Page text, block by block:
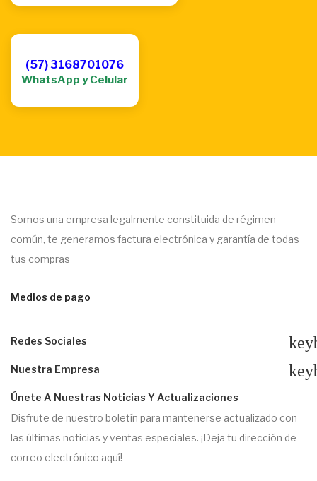
(57) 3168701076
WhatsApp y Celular
Somos una empresa legalmente constituida de régimen
común, te generamos factura electrónica y garantía de todas
tus compras
Medios de pago
Redes Sociales
Nuestra Empresa
Únete A Nuestras Noticias Y Actualizaciones
Disfrute de nuestro boletín para mantenerse actualizado con
las últimas noticias y ventas especiales. ¡Deja tu dirección de
correo electrónico aquí!